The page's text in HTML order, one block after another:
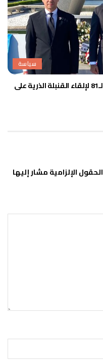
سياسة
وزير التعليم يشارك في إحياء الذكرى الـ81 لإلقاء القنبلة الذرية على
الحقول الإلزامية مشار إليها